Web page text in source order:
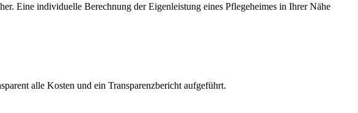
Eine individuelle Berechnung der Eigenleistung eines Pflegeheimes in Ihrer Nähe
alle Kosten und ein Transparenzbericht aufgeführt.